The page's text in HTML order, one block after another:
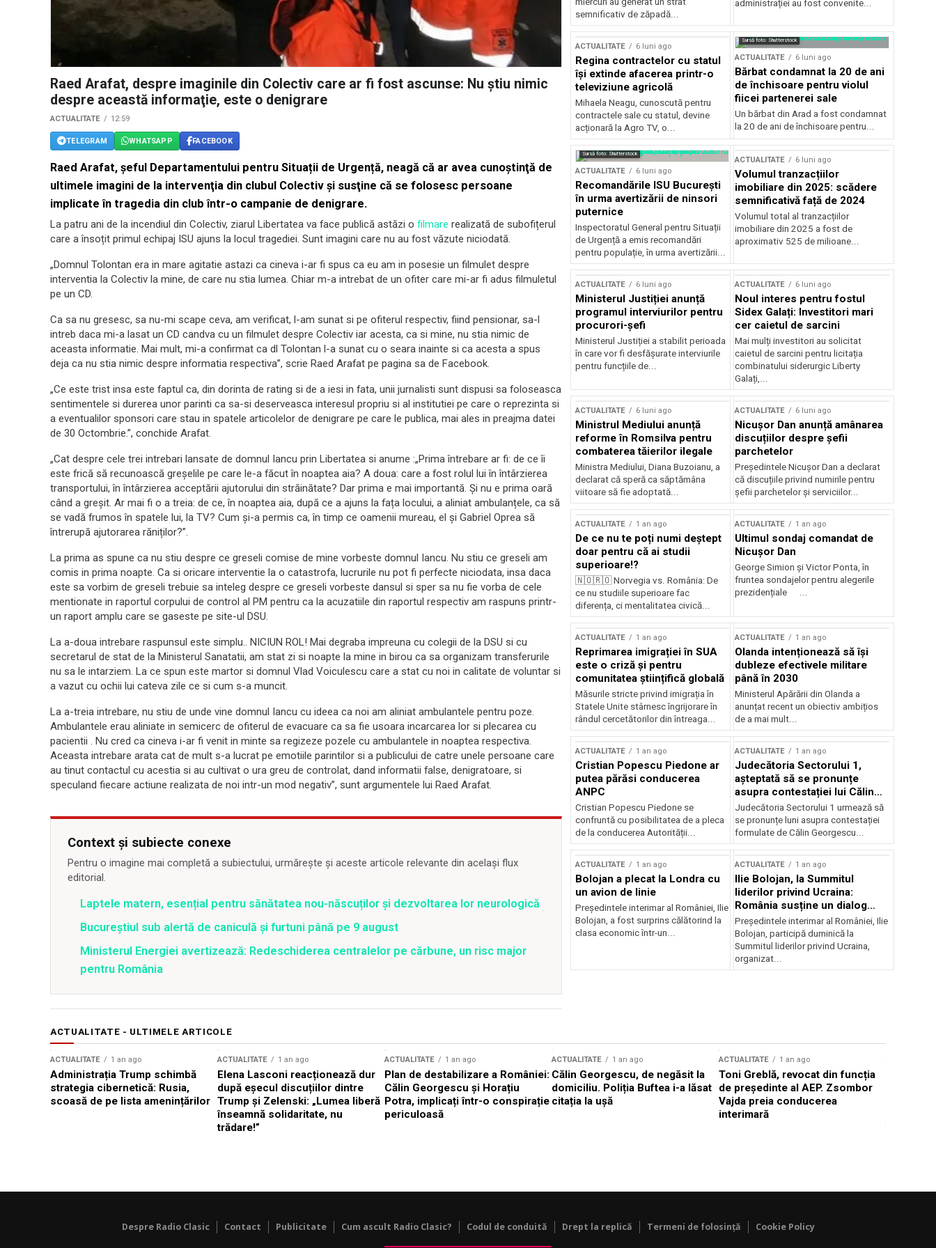
Raed Arafat, despre imaginile din Colectiv care ar fi fost ascunse: Nu ştiu nimic
despre această informaţie, este o denigrare
ACTUALITATE 12:59
TELEGRAM WHATSAPP FACEBOOK
Raed Arafat, șeful Departamentului pentru Situații de Urgență, neagă că ar avea cunoştinţă de
ultimele imagini de la intervenţia din clubul Colectiv şi susţine că se folosesc persoane
implicate în tragedia din club într-o campanie de denigrare.
La patru ani de la incendiul din Colectiv, ziarul Libertatea va face publică astăzi o filmare realizată de subofițerul
care a însoțit primul echipaj ISU ajuns la locul tragediei. Sunt imagini care nu au fost văzute niciodată.
„Domnul Tolontan era in mare agitatie astazi ca cineva i-ar fi spus ca eu am in posesie un filmulet despre
interventia la Colectiv la mine, de care nu stia lumea. Chiar m-a intrebat de un ofiter care mi-ar fi adus filmuletul
pe un CD.
Ca sa nu gresesc, sa nu-mi scape ceva, am verificat, l-am sunat si pe ofiterul respectiv, fiind pensionar, sa-l
intreb daca mi-a lasat un CD candva cu un filmulet despre Colectiv iar acesta, ca si mine, nu stia nimic de
aceasta informatie. Mai mult, mi-a confirmat ca dl Tolontan l-a sunat cu o seara inainte si ca acesta a spus
deja ca nu stia nimic despre informatia respectiva”, scrie Raed Arafat pe pagina sa de Facebook.
„Ce este trist insa este faptul ca, din dorinta de rating si de a iesi in fata, unii jurnalisti sunt dispusi sa foloseasca
sentimentele si durerea unor parinti ca sa-si deserveasca interesul propriu si al institutiei pe care o reprezinta si
a eventualilor sponsori care stau in spatele articolelor de denigrare pe care le publica, mai ales in preajma datei
de 30 Octombrie.”, conchide Arafat.
„Cat despre cele trei intrebari lansate de domnul Iancu prin Libertatea si anume :„Prima întrebare ar fi: de ce îi
este frică să recunoască greșelile pe care le-a făcut în noaptea aia? A doua: care a fost rolul lui în întârzierea
transportului, în întârzierea acceptării ajutorului din străinătate? Dar prima e mai importantă. Și nu e prima oară
când a greșit. Ar mai fi o a treia: de ce, în noaptea aia, după ce a ajuns la fața locului, a aliniat ambulanțele, ca să
se vadă frumos în spatele lui, la TV? Cum și-a permis ca, în timp ce oamenii mureau, el și Gabriel Oprea să
întrerupă ajutorarea răniților?”.
La prima as spune ca nu stiu despre ce greseli comise de mine vorbeste domnul Iancu. Nu stiu ce greseli am
comis in prima noapte. Ca si oricare interventie la o catastrofa, lucrurile nu pot fi perfecte niciodata, insa daca
este sa vorbim de greseli trebuie sa inteleg despre ce greseli vorbeste dansul si sper sa nu fie vorba de cele
mentionate in raportul corpului de control al PM pentru ca la acuzatiile din raportul respectiv am raspuns printr-
un raport amplu care se gaseste pe site-ul DSU.
La a-doua intrebare raspunsul este simplu.. NICIUN ROL! Mai degraba impreuna cu colegii de la DSU si cu
secretarul de stat de la Ministerul Sanatatii, am stat zi si noapte la mine in birou ca sa organizam transferurile
nu sa le intarziem. La ce spun este martor si domnul Vlad Voiculescu care a stat cu noi in calitate de voluntar si
a vazut cu ochii lui cateva zile ce si cum s-a muncit.
La a-treia intrebare, nu stiu de unde vine domnul Iancu cu ideea ca noi am aliniat ambulantele pentru poze.
Ambulantele erau aliniate in semicerc de ofiterul de evacuare ca sa fie usoara incarcarea lor si plecarea cu
pacientii . Nu cred ca cineva i-ar fi venit in minte sa regizeze pozele cu ambulantele in noaptea respectiva.
Aceasta intrebare arata cat de mult s-a lucrat pe emotiile parintilor si a publicului de catre unele persoane care
au tinut contactul cu acestia si au cultivat o ura greu de controlat, dand informatii false, denigratoare, si
speculand fiecare actiune realizata de noi intr-un mod negativ”, sunt argumentele lui Raed Arafat.
Context și subiecte conexe
Pentru o imagine mai completă a subiectului, urmărește și aceste articole relevante din același flux
editorial.
Laptele matern, esențial pentru sănătatea nou-născuților și dezvoltarea lor neurologică
Bucureștiul sub alertă de caniculă și furtuni până pe 9 august
Ministerul Energiei avertizează: Redeschiderea centralelor pe cărbune, un risc major
pentru România
semnificativ de zăpadă...
administrației au fost convenite...
ACTUALITATE 6 luni ago
Regina contractelor cu statul
își extinde afacerea printr-o
televiziune agricolă
Mihaela Neagu, cunoscută pentru
contractele sale cu statul, devine
acționară la Agro TV, o...
Sursă foto: Shutterstock
ACTUALITATE 6 luni ago
Bărbat condamnat la 20 de ani
de închisoare pentru violul
fiicei partenerei sale
Un bărbat din Arad a fost condamnat
la 20 de ani de închisoare pentru...
Sursă foto: Shutterstock
ACTUALITATE 6 luni ago
Recomandările ISU București
în urma avertizării de ninsori
puternice
Inspectoratul General pentru Situații
de Urgență a emis recomandări
pentru populație, în urma avertizării...
ACTUALITATE 6 luni ago
Volumul tranzacțiilor
imobiliare din 2025: scădere
semnificativă față de 2024
Volumul total al tranzacțiilor
imobiliare din 2025 a fost de
aproximativ 525 de milioane...
ACTUALITATE 6 luni ago
Ministerul Justiției anunță
programul interviurilor pentru
procurori-șefi
Ministerul Justiției a stabilit perioada
în care vor fi desfășurate interviurile
pentru funcțiile de...
ACTUALITATE 6 luni ago
Noul interes pentru fostul
Sidex Galați: Investitori mari
cer caietul de sarcini
Mai mulți investitori au solicitat
caietul de sarcini pentru licitația
combinatului siderurgic Liberty
Galați,...
ACTUALITATE 6 luni ago
Ministrul Mediului anunță
reforme în Romsilva pentru
combaterea tăierilor ilegale
Ministra Mediului, Diana Buzoianu, a
declarat că speră ca săptămâna
viitoare să fie adoptată...
ACTUALITATE 6 luni ago
Nicușor Dan anunță amânarea
discuțiilor despre șefii
parchetelor
Președintele Nicușor Dan a declarat
că discuțiile privind numirile pentru
șefii parchetelor și serviciilor...
ACTUALITATE 1 an ago
De ce nu te poți numi deștept
doar pentru că ai studii
superioare!?
🇳🇴🇷🇴 Norvegia vs. România: De
ce nu studiile superioare fac
diferența, ci mentalitatea civică...
ACTUALITATE 1 an ago
Ultimul sondaj comandat de
Nicușor Dan
George Simion și Victor Ponta, în
fruntea sondajelor pentru alegerile
prezidențiale ...
ACTUALITATE 1 an ago
Reprimarea imigrației în SUA
este o criză și pentru
comunitatea științifică globală
Măsurile stricte privind imigrația în
Statele Unite stârnesc îngrijorare în
rândul cercetătorilor din întreaga...
ACTUALITATE 1 an ago
Olanda intenționează să își
dubleze efectivele militare
până în 2030
Ministerul Apărării din Olanda a
anunțat recent un obiectiv ambițios
de a mai mult...
ACTUALITATE 1 an ago
Cristian Popescu Piedone ar
putea părăsi conducerea
ANPC
Cristian Popescu Piedone se
confruntă cu posibilitatea de a pleca
de la conducerea Autorității...
ACTUALITATE 1 an ago
Judecătoria Sectorului 1,
așteptată să se pronunțe
asupra contestației lui Călin
Georgescu privind controlul
judiciar
Judecătoria Sectorului 1 urmează să
se pronunțe luni asupra contestației
formulate de Călin Georgescu...
ACTUALITATE 1 an ago
Bolojan a plecat la Londra cu
un avion de linie
Președintele interimar al României, Ilie
Bolojan, a fost surprins călătorind la
clasa economic într-un...
ACTUALITATE 1 an ago
Ilie Bolojan, la Summitul
liderilor privind Ucraina:
România susține un dialog
transatlantic pentru securitate
și stabilitate
Președintele interimar al României, Ilie
Bolojan, participă duminică la
Summitul liderilor privind Ucraina,
organizat...
ACTUALITATE - ULTIMELE ARTICOLE
ACTUALITATE 1 an ago
Administrația Trump schimbă
strategia cibernetică: Rusia,
scoasă de pe lista amenințărilor
ACTUALITATE 1 an ago
Elena Lasconi reacționează dur
după eșecul discuțiilor dintre
Trump și Zelenski: „Lumea liberă
înseamnă solidaritate, nu
trădare!”
ACTUALITATE 1 an ago
Plan de destabilizare a României:
Călin Georgescu și Horațiu
Potra, implicați într-o conspirație
periculoasă
ACTUALITATE 1 an ago
Călin Georgescu, de negăsit la
domiciliu. Poliția Buftea i-a lăsat
citația la ușă
ACTUALITATE 1 an ago
Toni Greblă, revocat din funcția
de președinte al AEP. Zsombor
Vajda preia conducerea
interimară
Despre Radio Clasic Contact Publicitate Cum ascult Radio Clasic? Codul de conduită Drept la replică Termeni de folosință Cookie Policy